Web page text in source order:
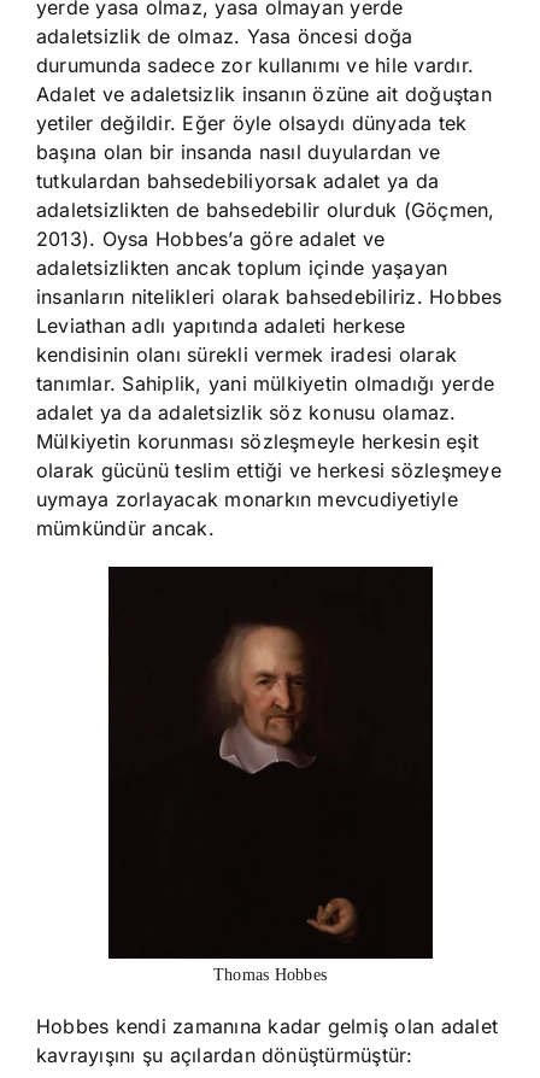
yerde yasa olmaz, yasa olmayan yerde
adaletsizlik de olmaz. Yasa öncesi doğa
durumunda sadece zor kullanımı ve hile vardır.
Adalet ve adaletsizlik insanın özüne ait doğuştan
yetiler değildir. Eğer öyle olsaydı dünyada tek
başına olan bir insanda nasıl duyulardan ve
tutkulardan bahsedebiliyorsak adalet ya da
adaletsizlikten de bahsedebilir olurduk (Göçmen,
2013). Oysa Hobbes’a göre adalet ve
adaletsizlikten ancak toplum içinde yaşayan
insanların nitelikleri olarak bahsedebiliriz. Hobbes
Leviathan adlı yapıtında adaleti herkese
kendisinin olanı sürekli vermek iradesi olarak
tanımlar. Sahiplik, yani mülkiyetin olmadığı yerde
adalet ya da adaletsizlik söz konusu olamaz.
Mülkiyetin korunması sözleşmeyle herkesin eşit
olarak gücünü teslim ettiği ve herkesi sözleşmeye
uymaya zorlayacak monarkın mevcudiyetiyle
mümkündür ancak.
Thomas Hobbes
Hobbes kendi zamanına kadar gelmiş olan adalet
kavrayışını şu açılardan dönüştürmüştür: